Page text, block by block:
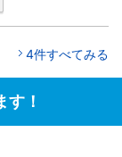
4件すべてみる
！